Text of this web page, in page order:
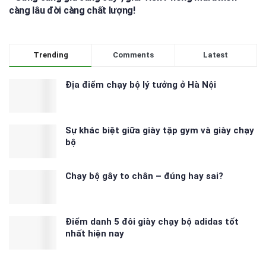
càng lâu đời càng chất lượng!
Trending Comments Latest
Địa điểm chạy bộ lý tưởng ở Hà Nội
Sự khác biệt giữa giày tập gym và giày chạy
bộ
Chạy bộ gây to chân – đúng hay sai?
Điểm danh 5 đôi giày chạy bộ adidas tốt
nhất hiện nay